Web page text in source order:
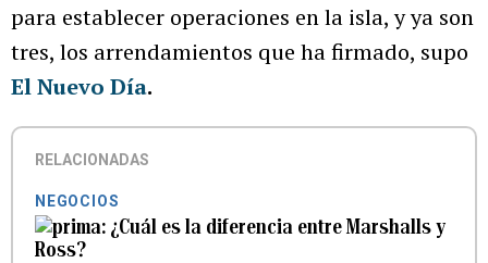
para establecer operaciones en la isla, y ya son
tres, los arrendamientos que ha firmado, supo
El Nuevo Día.
RELACIONADAS
NEGOCIOS
¿Cuál es la diferencia entre Marshalls y
Ross?